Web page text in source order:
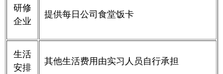
研修
企业
提供每日公司食堂饭卡
生活
安排
其他生活费用由实习人员自行承担